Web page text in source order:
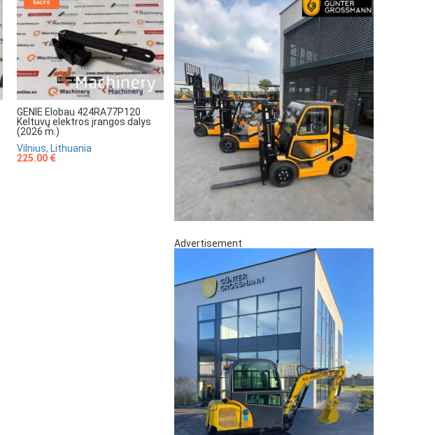
DALYS
GENIE Elobau 424RA77P120
Keltuvų elektros įrangos dalys
(2026 m.)
Vilnius, Lithuania
225.00 €
Advertisement